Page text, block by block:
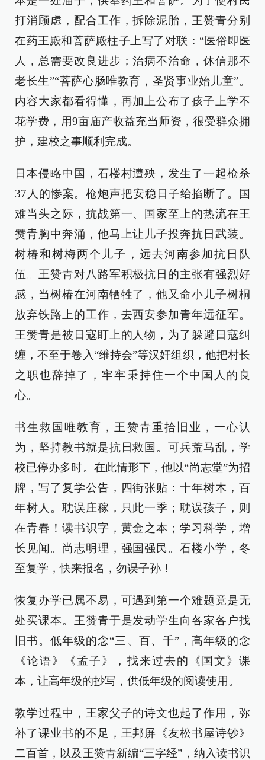
打消顾虑，配合工作，拆除泥胎，王赞青分别
在药王殿和菩萨殿柱子上写了对联：“医俗即医
人，总需要改良进步；治病不治命，休信那不
老长生”“菩萨心肠唯教育，圣贤事业始儿童”。
内容大家都看得懂，再加上公布了孩子上学不
花学费，用9亩庙产收益充当师资，很受群众拥
护，建校之事顺利完成。
日本侵略中国，石楼村遭殃，发生了一起枪杀
37人的惨案。枪炮声把安稳日子给掐断了。国
难当头之际，抗战第一、国家至上的热流在王
赞青胸中奔涌，他马上让儿子投奔抗日武装。
树椿和树梅两个儿子，远去河南参加抗日队
伍。王赞青对八路军积极抗日的主张有强烈好
感，当树椿在河南牺牲了，他又命小儿子树桐
放弃铁路上的工作，去西安参加青年远征军。
王赞青是被日寇盯上的人物，为了躲避日寇纠
缠，不至于卷入“维持会”等汉奸组织，他把村长
之职也辞掉了，牢牢秉持住一个中国人的良
心。
书生救国唯教育，王赞青重拾旧业，一心认
为，坚持教书就是抗日救国。可兵荒马乱，学
校已停办多时。在此情形下，他以“尚志堂”为招
牌，写了复学公告，四街张贴：十年树木，百
年树人。耽误庄稼，只此一季；耽误孩子，则
在青春！读书识字，黄金之本；学习科学，增
长见闻。尚志明理，强国强民。石楼小学，冬
至复学，快来报名，勿误子孙！
恢复办学已属不易，可遇到第一个难题竟是无
处买课本。王赞青于是发动学生向各家各户找
旧书。低年级的念“三、百、千”，高年级的念
《论语》《孟子》，找来过去的《国文》课
本，让高年级的抄写，供低年级的阅读使用。
教学过程中，王家父子的诗文也起了作用，弥
补了课业书的不足，王邦屏《友松书屋诗钞》
二百首，以及王赞青新编“三字经”，纳入读书识